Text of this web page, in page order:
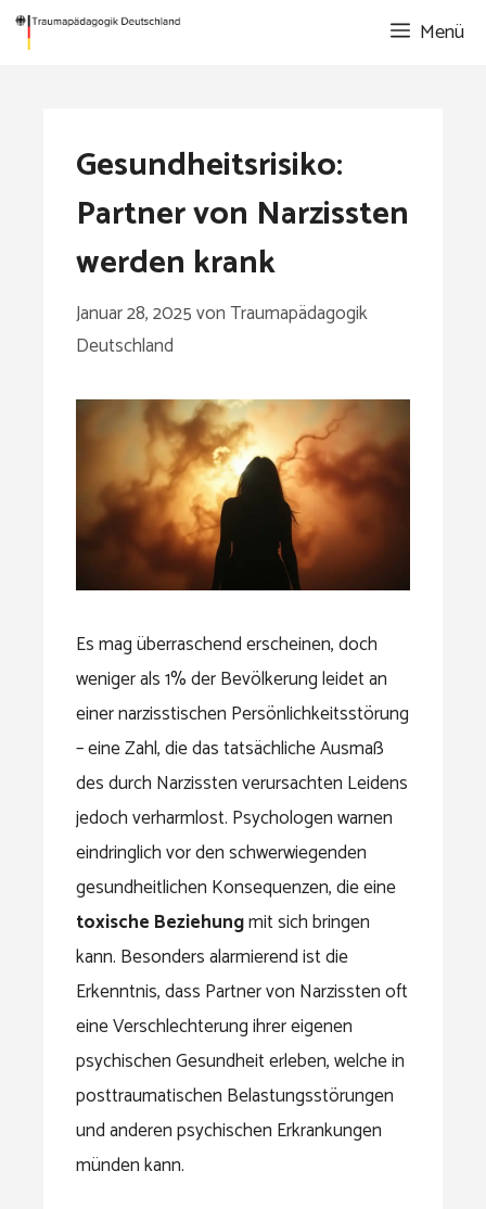
Zum
Inhalt
Menü
Gesundheitsrisiko:
Partner von Narzissten
werden krank
Januar 28, 2025vonTraumapädagogik
Deutschland
Es mag überraschend erscheinen, doch
weniger als 1% der Bevölkerung leidet an
einer narzisstischen Persönlichkeitsstörung
– eine Zahl, die das tatsächliche Ausmaß
des durch Narzissten verursachten Leidens
jedoch verharmlost. Psychologen warnen
eindringlich vor den schwerwiegenden
gesundheitlichen Konsequenzen, die eine
toxische Beziehungmit sich bringen
kann. Besonders alarmierend ist die
Erkenntnis, dass Partner von Narzissten oft
eine Verschlechterung ihrer eigenen
psychischen Gesundheit erleben, welche in
posttraumatischen Belastungsstörungen
und anderen psychischen Erkrankungen
münden kann.